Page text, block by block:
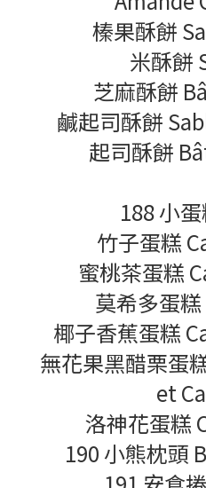
榛果酥餅
米酥餅
芝麻酥餅
鹹起司酥餅
起司酥餅
188 小
竹子蛋糕
蜜桃茶蛋糕
莫希多蛋
椰子香蕉蛋糕
無花果黑醋栗蛋
et
洛神花蛋糕
190 小熊枕頭